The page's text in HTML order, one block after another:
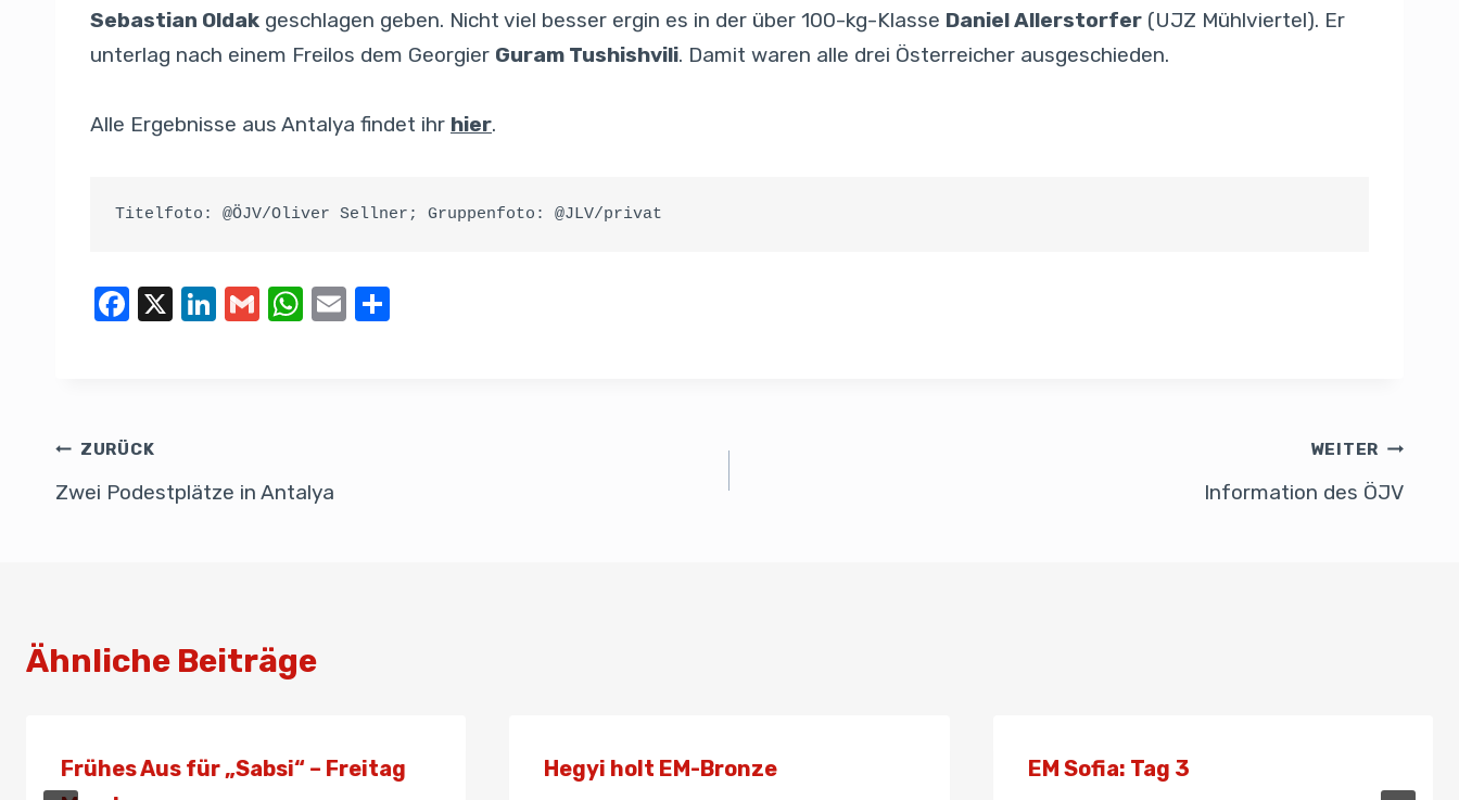
Sebastian Oldak geschlagen geben. Nicht viel besser ergin es in der über 100-kg-Klasse Daniel Allerstorfer (UJZ Mühlviertel). Er
unterlag nach einem Freilos dem Georgier Guram Tushishvili. Damit waren alle drei Österreicher ausgeschieden.
Alle Ergebnisse aus Antalya findet ihr hier.
Titelfoto: @ÖJV/Oliver Sellner; Gruppenfoto: @JLV/privat
F
b
o
o
X
Li
n
G
W
p
p
E
ZURÜCK
Zwei Podestplätze in Antalya
WEITER
Information des ÖJV
Ähnliche Beiträge
Frühes Aus für „Sabsi“ – Freitag
Hegyi holt EM-Bronze EM Sofia: Tag 3